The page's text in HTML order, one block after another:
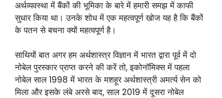
अर्थव्यवस्था में बैंकों की भूमिका के बारे में हमारी समझ में काफी
सुधार किया था। उनके शोध में एक महत्वपूर्ण खोज यह है कि बैंकों
के पतन से बचना क्यों महत्वपूर्ण है।
साथियों बात अगर हम अर्थशास्त्र विज्ञान में भारत द्वारा पूर्व में दो
नोबेल पुरस्कार प्राप्त करने की करें तो, इकोनॉमिक्स में पहला
नोबेल साल 1998 में भारत के मशहूर अर्थशास्त्री अमर्त्य सेन को
मिला और इसके लंबे अरसे बाद, साल 2019 में दूसरा नोबेल